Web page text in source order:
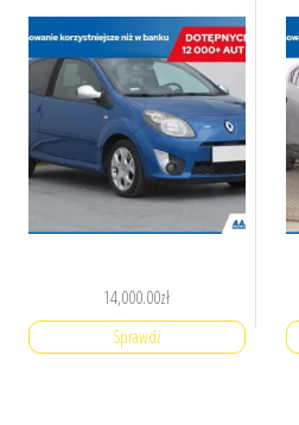
14,000.00zł
Sprawdź